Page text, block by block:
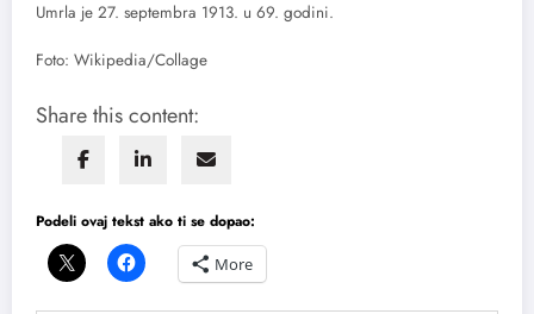
Umrla je 27. septembra 1913. u 69. godini.
Foto: Wikipedia/Collage
Share this content:
Podeli ovaj tekst ako ti se dopao:
More